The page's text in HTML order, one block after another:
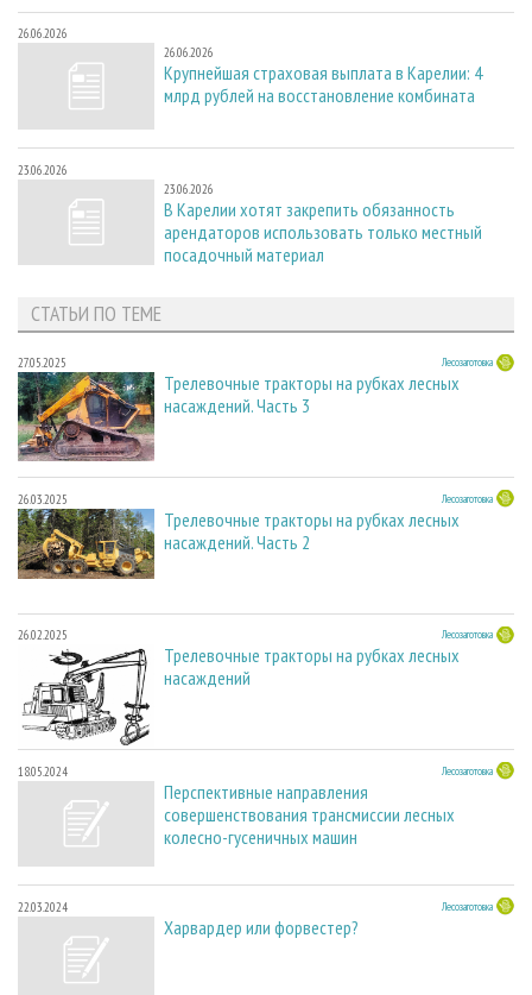
26.06.2026
26.06.2026
Крупнейшая страховая выплата в Карелии: 4
млрд рублей на восстановление комбината
23.06.2026
23.06.2026
В Карелии хотят закрепить обязанность
арендаторов использовать только местный
посадочный материал
СТАТЬИ ПО ТЕМЕ
27.05.2025 Лесозаготовка
Трелевочные тракторы на рубках лесных
насаждений. Часть 3
26.03.2025 Лесозаготовка
Трелевочные тракторы на рубках лесных
насаждений. Часть 2
26.02.2025 Лесозаготовка
Трелевочные тракторы на рубках лесных
насаждений
18.05.2024 Лесозаготовка
Перспективные направления
совершенствования трансмиссии лесных
колесно-гусеничных машин
22.03.2024 Лесозаготовка
Харвардер или форвестер?